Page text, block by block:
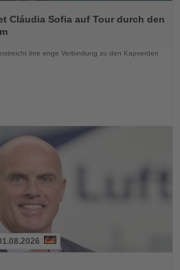
Cláudia Sofia auf Tour durch den
ihre enge Verbindung zu den Kapverden